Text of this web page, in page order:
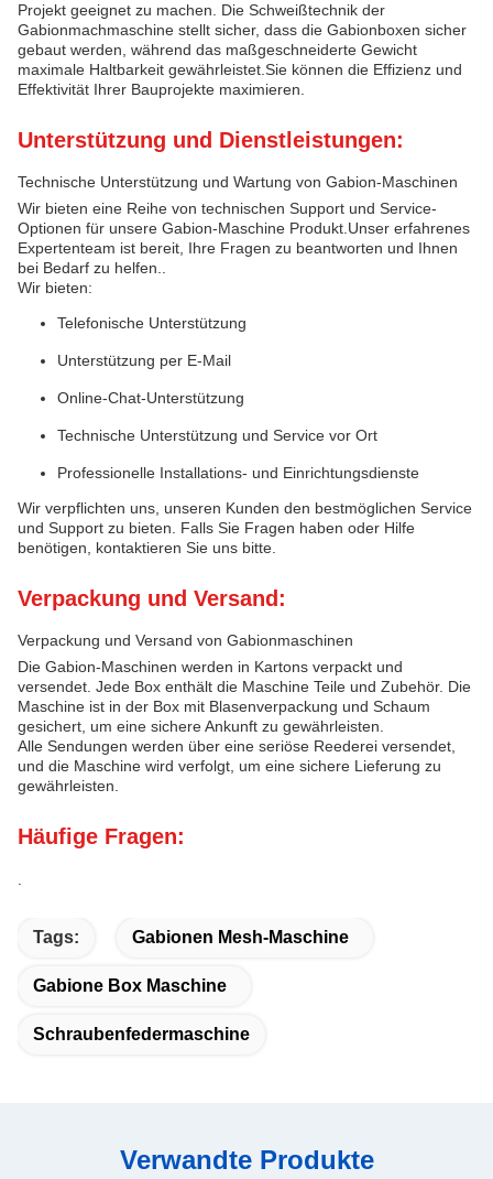
Projekt geeignet zu machen. Die Schweißtechnik der
Gabionmachmaschine stellt sicher, dass die Gabionboxen sicher
gebaut werden, während das maßgeschneiderte Gewicht
maximale Haltbarkeit gewährleistet.Sie können die Effizienz und
Effektivität Ihrer Bauprojekte maximieren.
Unterstützung und Dienstleistungen:
Technische Unterstützung und Wartung von Gabion-Maschinen
Wir bieten eine Reihe von technischen Support und Service-
Optionen für unsere Gabion-Maschine Produkt.Unser erfahrenes
Expertenteam ist bereit, Ihre Fragen zu beantworten und Ihnen
bei Bedarf zu helfen..
Wir bieten:
Telefonische Unterstützung
Unterstützung per E-Mail
Online-Chat-Unterstützung
Technische Unterstützung und Service vor Ort
Professionelle Installations- und Einrichtungsdienste
Wir verpflichten uns, unseren Kunden den bestmöglichen Service
und Support zu bieten. Falls Sie Fragen haben oder Hilfe
benötigen, kontaktieren Sie uns bitte.
Verpackung und Versand:
Verpackung und Versand von Gabionmaschinen
Die Gabion-Maschinen werden in Kartons verpackt und
versendet. Jede Box enthält die Maschine Teile und Zubehör. Die
Maschine ist in der Box mit Blasenverpackung und Schaum
gesichert, um eine sichere Ankunft zu gewährleisten.
Alle Sendungen werden über eine seriöse Reederei versendet,
und die Maschine wird verfolgt, um eine sichere Lieferung zu
gewährleisten.
Häufige Fragen:
Tags: Gabionen Mesh-Maschine
Gabione Box Maschine
Schraubenfedermaschine
Verwandte Produkte